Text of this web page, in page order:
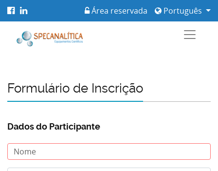
Português
Área reservada
Formulário de Inscrição
Dados do Participante